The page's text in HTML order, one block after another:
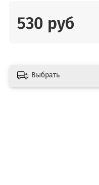
530 руб
Выбрать